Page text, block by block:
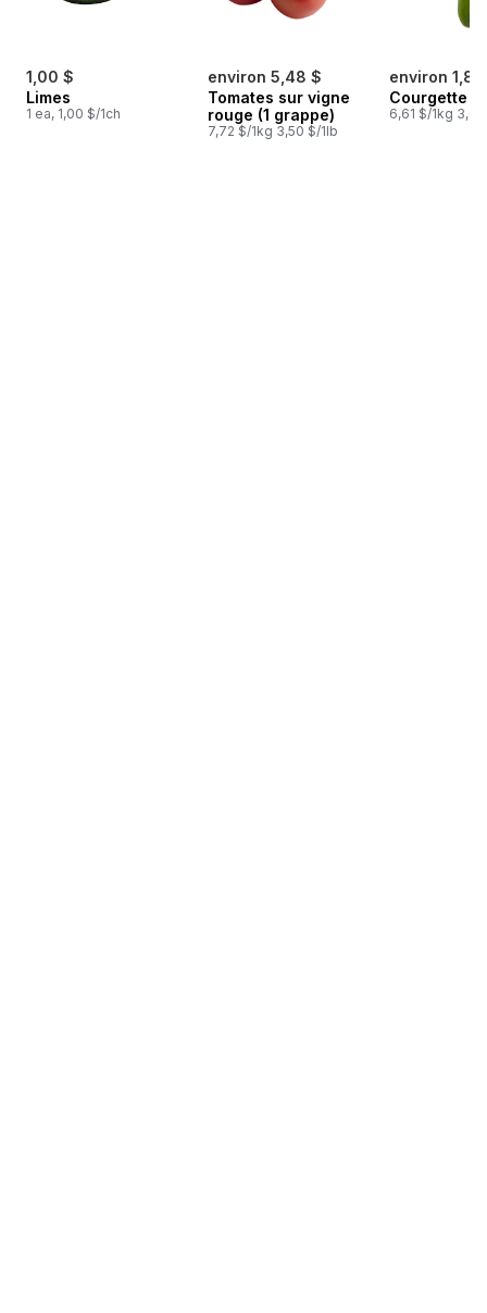
1,00 $
Limes
1 ea, 1,00 $/1ch
environ 5,48 $
Tomates sur vigne
rouge (1 grappe)
7,72 $/1kg 3,50 $/1lb
environ
Courgette
6,61 $/1kg